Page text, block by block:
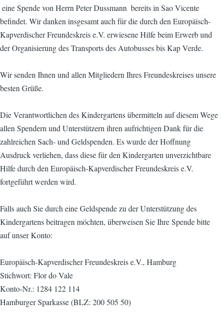
 eine Spende von Herrn Peter Dussmann  bereits in Sao Vicente
befindet. Wir danken insgesamt auch für die durch den Europäisch-
Kapverdischer Freundeskreis e.V. erwiesene Hilfe beim Erwerb und
der Organisierung des Transports des Autobusses bis Kap Verde.
Wir senden Ihnen und allen Mitgliedern Ihres Freundeskreises unsere
besten Grüße.
Die Verantwortlichen des Kindergartens übermitteln auf diesem Wege
allen Spendern und Unterstützern ihren aufrichtigen Dank für die
zahlreichen Sach- und Geldspenden. Es wurde der Hoffnung
Ausdruck verliehen, dass diese für den Kindergarten unverzichtbare
Hilfe durch den Europäisch-Kapverdischer Freundeskreis e.V.
fortgeführt werden wird.
Falls auch Sie durch eine Geldspende zu der Unterstützung des
Kindergartens beitragen möchten, überweisen Sie Ihre Spende bitte
auf unser Konto:
Europäisch-Kapverdischer Freundeskreis e.V., Hamburg
Stichwort: Flor do Vale
Konto-Nr.: 1284 122 114
Hamburger Sparkasse (BLZ: 200 505 50)